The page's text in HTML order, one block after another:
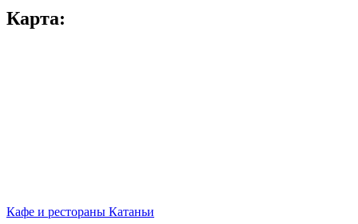
Карта:
Кафе и рестораны Катаньи